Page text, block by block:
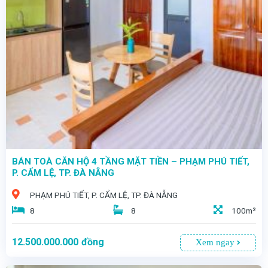
BÁN TOÀ CĂN HỘ 4 TẦNG MẶT TIỀN – PHẠM PHÚ TIẾT,
P. CẨM LỆ, TP. ĐÀ NẴNG
PHẠM PHÚ TIẾT, P. CẨM LỆ, TP. ĐÀ NẴNG
8
8 100m²
12.500.000.000 đồng Xem ngay